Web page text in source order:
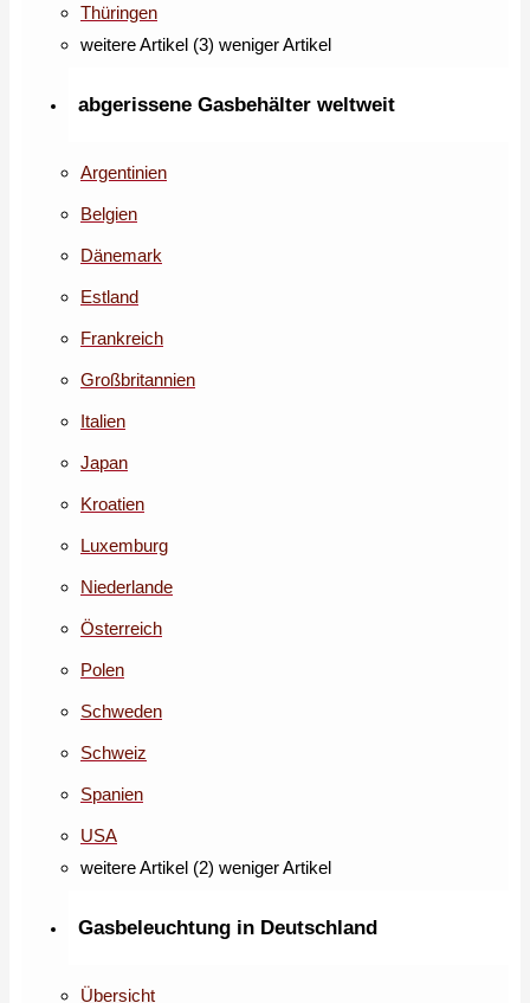
Thüringen
weitere Artikel (3) weniger Artikel
abgerissene Gasbehälter weltweit
Argentinien
Belgien
Dänemark
Estland
Frankreich
Großbritannien
Italien
Japan
Kroatien
Luxemburg
Niederlande
Österreich
Polen
Schweden
Schweiz
Spanien
USA
weitere Artikel (2) weniger Artikel
Gasbeleuchtung in Deutschland
Übersicht